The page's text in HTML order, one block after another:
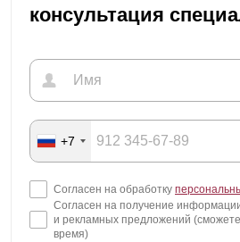
консультация
+7
Согласен на обработку
Согласен на получение
и рекламных предложений
время)